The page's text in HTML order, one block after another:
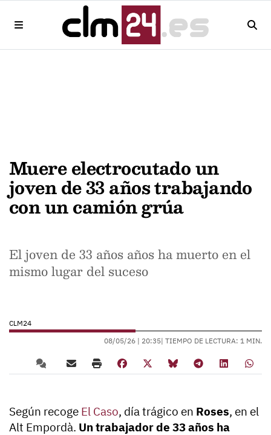
Muere electrocutado un
joven de 33 años trabajando
con un camión grúa
El joven de 33 años años ha muerto en el
mismo lugar del suceso
CLM24
08/05/26 | 20:35| TIEMPO DE LECTURA: 1 MIN.
Según recoge El Caso, día trágico en Roses, en el
Alt Empordà. Un trabajador de 33 años ha